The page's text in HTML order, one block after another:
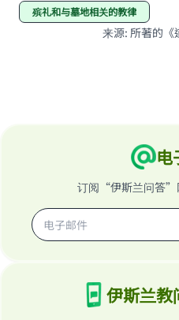
殡礼和与墓地相关的教律
来源: 所著的《
电
订阅“伊斯兰问答”
伊斯兰教
Support